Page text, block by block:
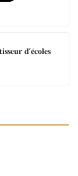
𝐝’𝐞́𝐜𝐨𝐥𝐞𝐬